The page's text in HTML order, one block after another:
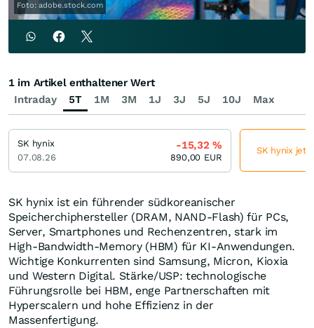
Foto: adobe.stock.com
SK hynix ist ein führender südkoreanischer
Speicherchiphersteller (DRAM, NAND-Flash) für PCs,
Server, Smartphones und Rechenzentren, stark im
High-Bandwidth-Memory (HBM) für KI-Anwendungen.
Wichtige Konkurrenten sind Samsung, Micron, Kioxia
und Western Digital. Stärke/USP: technologische
Führungsrolle bei HBM, enge Partnerschaften mit
Hyperscalern und hohe Effizienz in der
Massenfertigung.
Intraday 5T 1M 3M 1J 3J 5J 10J Max
1 im Artikel enthaltener Wert
SK hynix
07.08.26
-15,32%
890,00 EUR
SK hynix